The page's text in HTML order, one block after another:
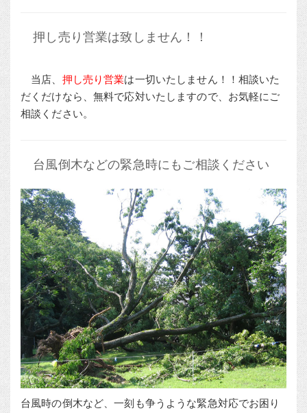
押し売り営業は致しません！！
当店、 押し売り営業は一切いたしません！！相談いた
だくだけなら、無料で応対いたしますので、お気軽にご
相談ください。
台風倒木などの緊急時にもご相談ください
台風時の倒木など、一刻も争うような緊急対応でお困り